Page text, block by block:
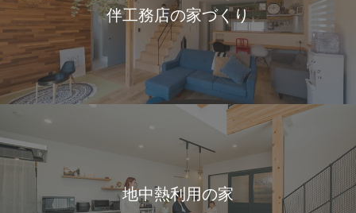
伴工務店の家づくり
地中熱利用の家